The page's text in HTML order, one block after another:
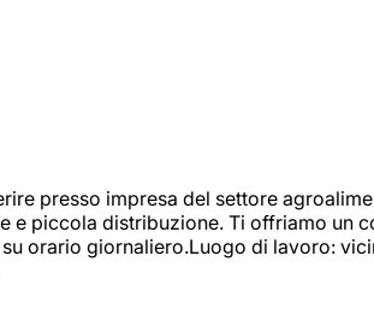
presso impresa del settore
piccola distribuzione. Ti offriamo un
orario giornaliero.Luogo di lavoro: